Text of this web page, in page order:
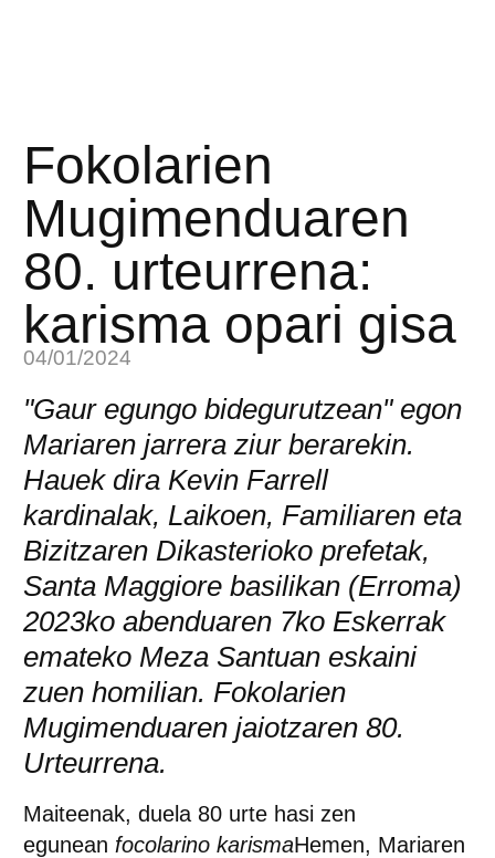
Fokolarien
Mugimenduaren
80. urteurrena:
karisma opari gisa
04/01/2024
"Gaur egungo bidegurutzean" egon
Mariaren jarrera ziur berarekin.
Hauek dira Kevin Farrell
kardinalak, Laikoen, Familiaren eta
Bizitzaren Dikasterioko prefetak,
Santa Maggiore basilikan (Erroma)
2023ko abenduaren 7ko Eskerrak
emateko Meza Santuan eskaini
zuen homilian. Fokolarien
Mugimenduaren jaiotzaren 80.
Urteurrena.
Maiteenak, duela 80 urte hasi zen
egunean focolarino karismaHemen, Mariaren